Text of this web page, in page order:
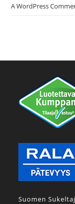
A WordPress
Suomen